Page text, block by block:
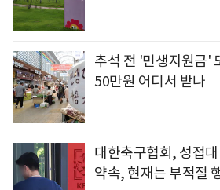
추석 전 '민생지원금'
50만원 어디서 받나
대한축구협회, 성접
약속, 현재는 부적절